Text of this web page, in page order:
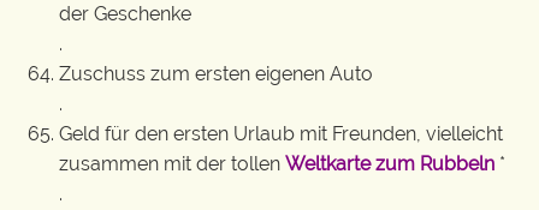
der Geschenke
.
Zuschuss zum ersten eigenen Auto
.
Geld für den ersten Urlaub mit Freunden, vielleicht
zusammen mit der tollen Weltkarte zum Rubbeln *
.